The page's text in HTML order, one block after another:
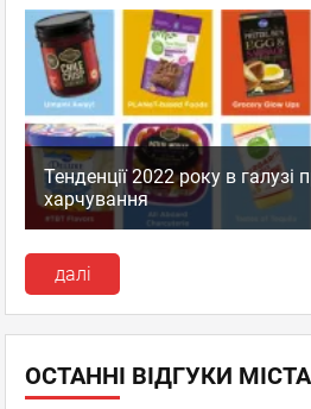
Тенденції 2022 року в галузі
харчування
далі
ОСТАННІ ВІДГУКИ МІСТА